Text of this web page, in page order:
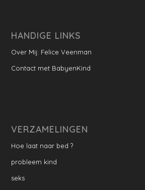
HANDIGE LINKS
Over Mij: Felice Veenman
Contact met BabyenKind
VERZAMELINGEN
Hoe laat naar bed ?
probleem kind
seks